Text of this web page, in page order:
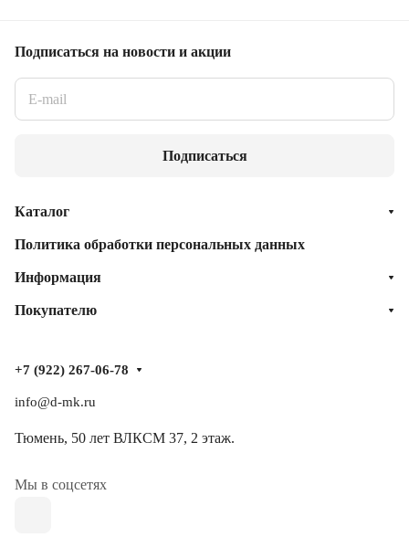
Подписаться на новости и акции
Подписаться
Каталог
Политика обработки персональных данных
Информация
Покупателю
+7 (922) 267-06-78
info@d-mk.ru
Тюмень, ​50 лет ВЛКСМ 37​, 2 этаж.
Мы в соцсетях